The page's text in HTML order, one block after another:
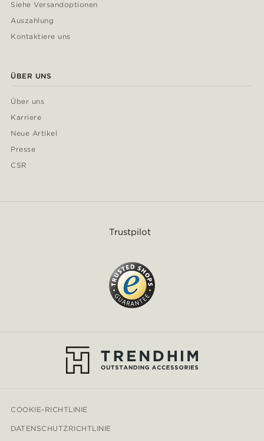
Siehe Versandoptionen
Auszahlung
Kontaktiere uns
ÜBER UNS
Über uns
Karriere
Neue Artikel
Presse
CSR
Trustpilot
COOKIE-RICHTLINIE
DATENSCHUTZRICHTLINIE